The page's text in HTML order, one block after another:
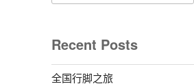
Recent Posts
全国行脚之旅